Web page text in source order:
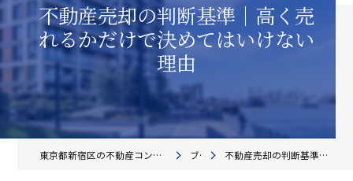
不動産売却の判断基準｜高く売
れるかだけで決めてはいけない
理由
東京都新宿区の不動産コンサルティングならアテナ・パートナーズ株式会社 ブログ 不動産売却の判断基準｜高く売れるかだけで決めてはいけない理由